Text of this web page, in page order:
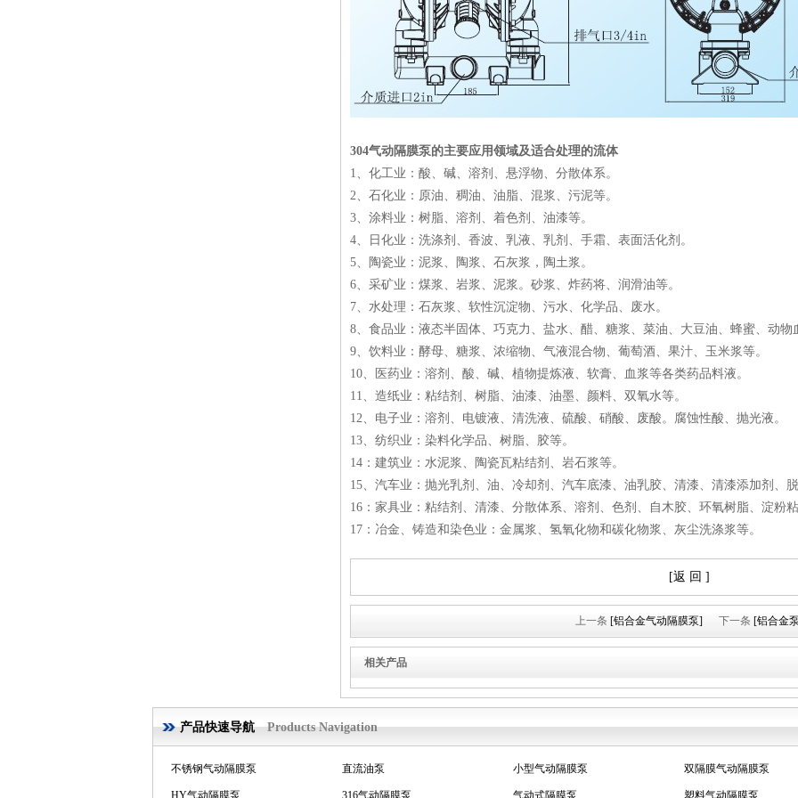
进口气动隔膜泵
304气动隔膜泵的主要应用领域及适合处理的流体
1、化工业：酸、碱、溶剂、悬浮物、分散体系。
2、石化业：原油、稠油、油脂、混浆、污泥等。
3、涂料业：树脂、溶剂、着色剂、油漆等。
4、日化业：洗涤剂、香波、乳液、乳剂、手霜、表面活化剂。
5、陶瓷业：泥浆、陶浆、石灰浆，陶土浆。
6、采矿业：煤浆、岩浆、泥浆。砂浆、炸药将、润滑油等。
7、水处理：石灰浆、软性沉淀物、污水、化学品、废水。
8、食品业：液态半固体、巧克力、盐水、醋、糖浆、菜油、大豆油、蜂蜜、动物
9、饮料业：酵母、糖浆、浓缩物、气液混合物、葡萄酒、果汁、玉米浆等。
10、医药业：溶剂、酸、碱、植物提炼液、软膏、血浆等各类药品料液。
11、造纸业：粘结剂、树脂、油漆、油墨、颜料、双氧水等。
12、电子业：溶剂、电镀液、清洗液、硫酸、硝酸、废酸。腐蚀性酸、抛光液。
13、纺织业：染料化学品、树脂、胶等。
14：建筑业：水泥浆、陶瓷瓦粘结剂、岩石浆等。
15、汽车业：抛光乳剂、油、冷却剂、汽车底漆、油乳胶、清漆、清漆添加剂、
16：家具业：粘结剂、清漆、分散体系、溶剂、色剂、自木胶、环氧树脂、淀粉
17：冶金、铸造和染色业：金属浆、氢氧化物和碳化物浆、灰尘洗涤浆等。
[返 回 ]
上一条 [铝合金气动隔膜泵] 下一条 [铝合金
相关产品
产品快速导航Products Navigation
HY气动隔膜泵 316气动隔膜泵 气动式隔膜泵 塑料气动隔膜泵
QBK气动隔膜泵 QBY气动隔膜泵 工程塑料隔膜泵 涂料泵